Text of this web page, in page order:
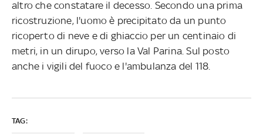
altro che constatare il decesso. Secondo una prima
ricostruzione, l'uomo è precipitato da un punto
ricoperto di neve e di ghiaccio per un centinaio di
metri, in un dirupo, verso la Val Parina. Sul posto
anche i vigili del fuoco e l'ambulanza del 118.
TAG: